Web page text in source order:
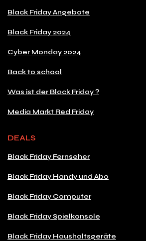
Black Friday Angebote
Black Friday 2024
Cyber Monday 2024
Back to school
Was ist der Black Friday ?
Media Markt Red Friday
DEALS
Black Friday Fernseher
Black Friday Handy und Abo
Black Friday Computer
Black Friday Spielkonsole
Black Friday Haushaltsgeräte